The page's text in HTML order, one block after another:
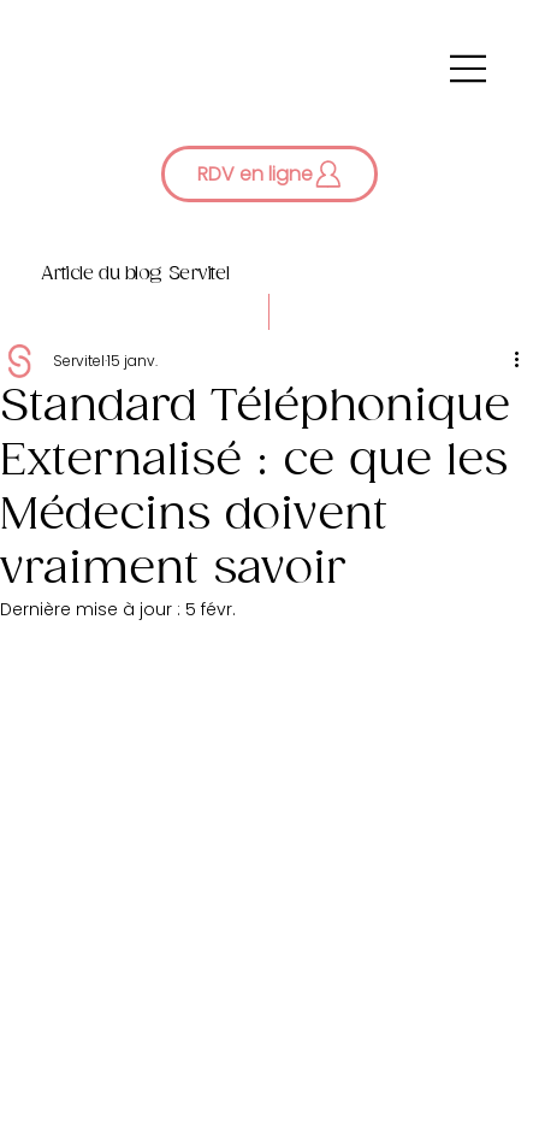
RDV en ligne
Article du blog Servitel
Standard Téléphonique
Externalisé : ce que les
Médecins doivent
vraiment savoir
Servitel15 janv.
Dernière mise à jour : 5 févr.